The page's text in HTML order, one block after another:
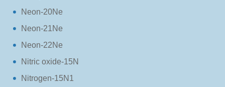
Neon-20Ne
Neon-21Ne
Neon-22Ne
Nitric oxide-15N
Nitrogen-15N1